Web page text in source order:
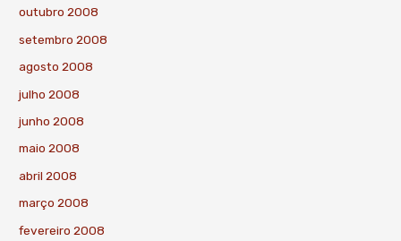
outubro 2008
setembro 2008
agosto 2008
julho 2008
junho 2008
maio 2008
abril 2008
março 2008
fevereiro 2008